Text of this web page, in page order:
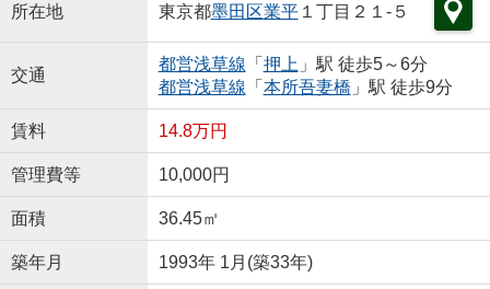
所在地 東京都墨田区業平１丁目２１-５
交通
都営浅草線 「 押上 」駅 徒歩5～6分
都営浅草線 「 本所吾妻橋 」駅 徒歩9分
賃料 14.8万円
管理費等 10,000円
面積 36.45㎡
築年月 1993年 1月(築33年)